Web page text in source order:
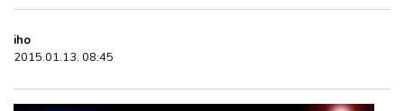
REPÜLÉS
KÖZLEKEDÉSFEJLESZTÉS
iho
2015.01.13. 08:45